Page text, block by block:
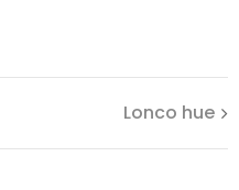
Lonco hue